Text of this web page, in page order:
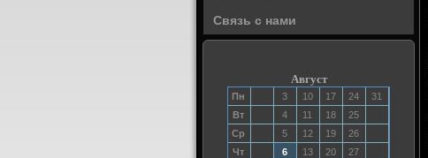
Связь с нами
Август
Пн 3 10 17 24
31
Вт
4 11 18
25
Ср
5 12 19
26
Чт
6 13 20
27